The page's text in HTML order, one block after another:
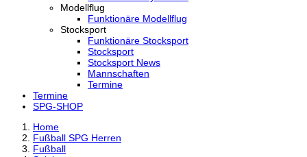
Modellflug
Funktionäre Modellflug
Stocksport
Funktionäre Stocksport
Stocksport
Stocksport News
Mannschaften
Termine
Termine
SPG-SHOP
Home
Fußball SPG Herren
Fußball